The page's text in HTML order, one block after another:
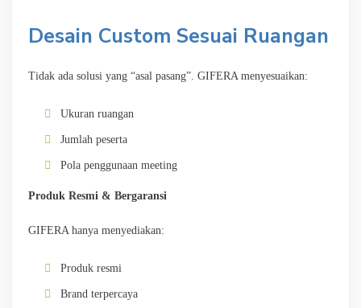
Desain Custom Sesuai Ruangan
Tidak ada solusi yang “asal pasang”. GIFERA menyesuaikan:
Ukuran ruangan
Jumlah peserta
Pola penggunaan meeting
Produk Resmi & Bergaransi
GIFERA hanya menyediakan:
Produk resmi
Brand terpercaya